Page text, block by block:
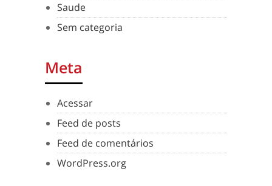
Saude
Sem categoria
Meta
Acessar
Feed de posts
Feed de comentários
WordPress.org